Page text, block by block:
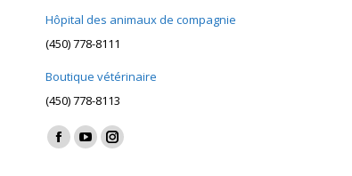
Hôpital des animaux de compagnie
(450) 778-8111
Boutique vétérinaire
(450) 778-8113
Find us on:
Facebook
YouTubeInstagram